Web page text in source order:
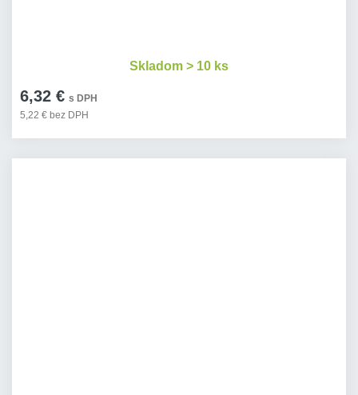
6,32 € s DPH
5,22 € bez DPH
Skladom > 10 ks